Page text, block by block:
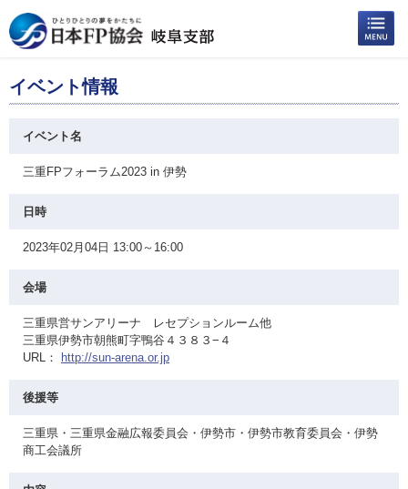
イベント情報
イベント名
三重FPフォーラム2023 in 伊勢
日時
2023年02月04日 13:00～16:00
会場
三重県営サンアリーナ レセプションルーム他
三重県伊勢市朝熊町字鴨谷４３８３−４
URL：
http://sun-arena.or.jp
後援等
三重県・三重県金融広報委員会・伊勢市・伊勢市教育委員会・伊勢
商工会議所